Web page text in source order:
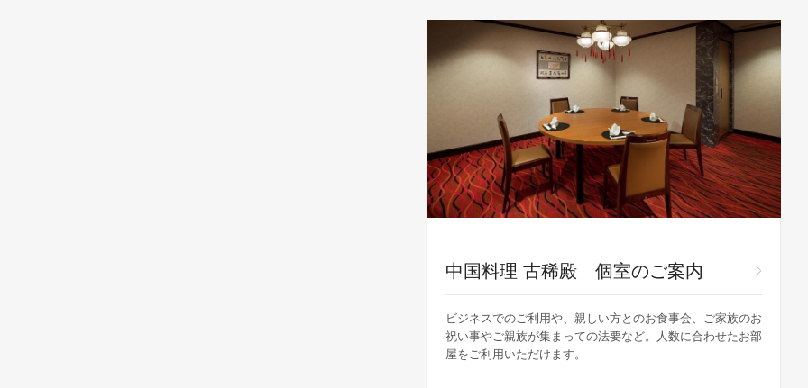
中国料理 古稀殿 個室のご案内
ビジネスでのご利用や、親しい方とのお食事会、ご家族のお
祝い事やご親族が集まっての法要など。人数に合わせたお部
屋をご利用いただけます。